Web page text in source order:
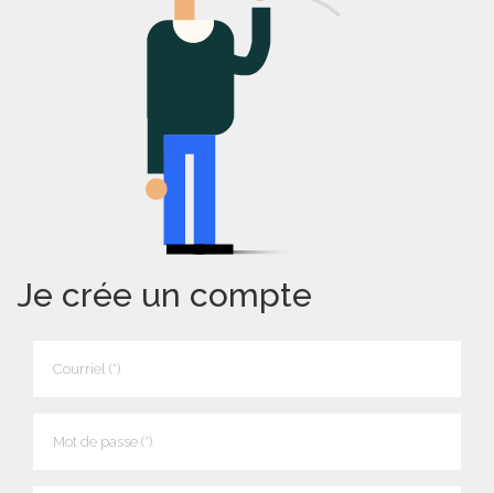
Je crée un compte